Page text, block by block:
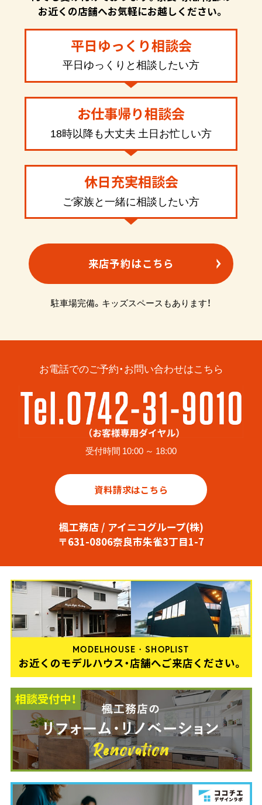
お近くの店舗へお気軽にお越しください。
平日ゆっくり相談会
平日ゆっくりと相談したい方
お仕事帰り相談会
18時以降も大丈夫 土日お忙しい方
休日充実相談会
ご家族と一緒に相談したい方
来店予約はこちら
駐車場完備。キッズスペースもあります！
お電話でのご予約・お問い合わせはこちら
受付時間 10:00 ～ 18:00
資料請求はこちら
楓工務店 / アイニコグループ(株)
〒631-0806奈良市朱雀3丁目1-7
MODELHOUSE・SHOPLIST
お近くのモデルハウス・店舗へご来店ください。